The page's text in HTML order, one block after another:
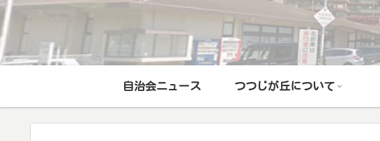
自治会ニュース つつじが丘について